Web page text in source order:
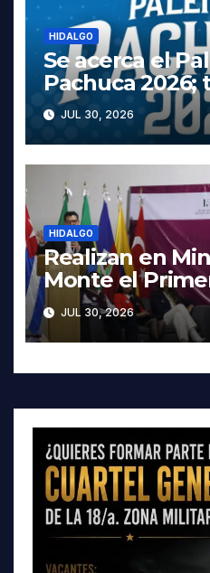
HIDALGO
Se acerca el
Pachuca 2026;
cartelera
y los precios
JUL 30, 2026
HIDALGO
Realizan en
Monte el
contra la Trata
JUL 30, 2026